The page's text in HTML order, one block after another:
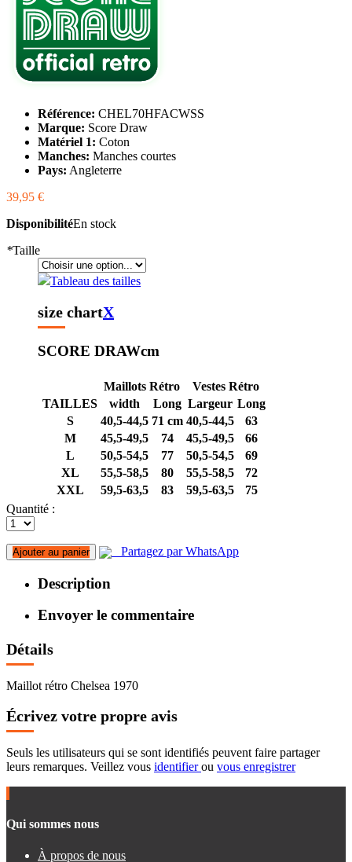
Référence: CHEL70HFACWSS
Marque: Score Draw
Matériel 1: Coton
Manches: Manches courtes
Pays: Angleterre
39,95 €
DisponibilitéEn stock
*Taille
Tableau des tailles
size chartX
SCORE DRAWcm
Maillots Rétro
Vestes Rétro
TAILLES
width Long Largeur Long
S
40,5-44,5 71 cm 40,5-44,5
63
M
45,5-49,5 74 45,5-49,5
66
L
50,5-54,5 77 50,5-54,5
69
XL
55,5-58,5 80 55,5-58,5
72
XXL
59,5-63,5 83 59,5-63,5
75
Quantité :
Ajouter au panier Partagez par WhatsApp
Description
Envoyer le commentaire
Détails
Maillot rétro Chelsea 1970
Écrivez votre propre avis
Seuls les utilisateurs qui se sont identifiés peuvent faire partager
leurs remarques. Veillez vous identifierou vous enregistrer
Qui sommes nous
À propos de nous